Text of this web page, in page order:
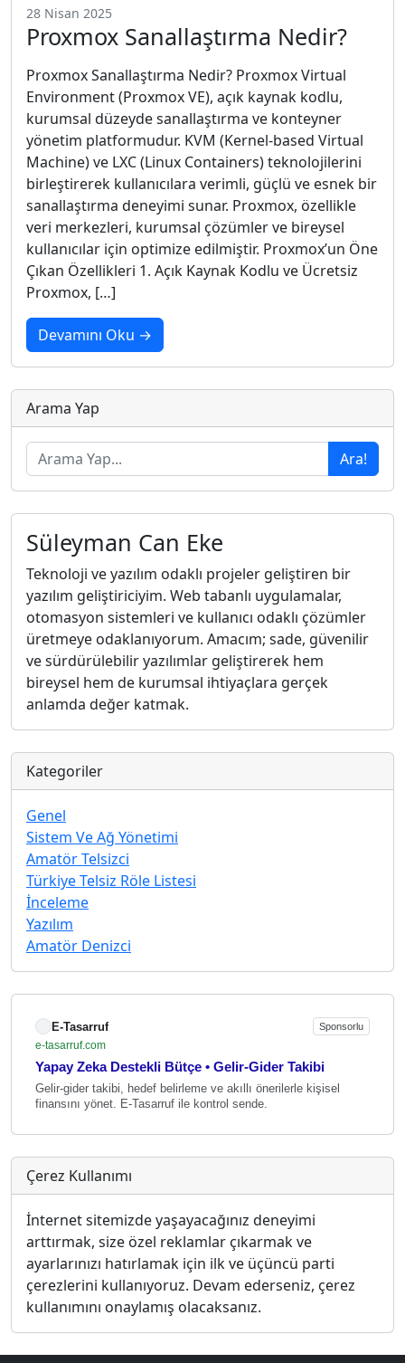
28 Nisan 2025
Proxmox Sanallaştırma Nedir?
Proxmox Sanallaştırma Nedir? Proxmox Virtual
Environment (Proxmox VE), açık kaynak kodlu,
kurumsal düzeyde sanallaştırma ve konteyner
yönetim platformudur. KVM (Kernel-based Virtual
Machine) ve LXC (Linux Containers) teknolojilerini
birleştirerek kullanıcılara verimli, güçlü ve esnek bir
sanallaştırma deneyimi sunar. Proxmox, özellikle
veri merkezleri, kurumsal çözümler ve bireysel
kullanıcılar için optimize edilmiştir. Proxmox’un Öne
Çıkan Özellikleri 1. Açık Kaynak Kodlu ve Ücretsiz
Proxmox, […]
Devamını Oku →
Arama Yap
Ara!
Süleyman Can Eke
Teknoloji ve yazılım odaklı projeler geliştiren bir
yazılım geliştiriciyim. Web tabanlı uygulamalar,
otomasyon sistemleri ve kullanıcı odaklı çözümler
üretmeye odaklanıyorum. Amacım; sade, güvenilir
ve sürdürülebilir yazılımlar geliştirerek hem
bireysel hem de kurumsal ihtiyaçlara gerçek
anlamda değer katmak.
Kategoriler
Genel
Sistem Ve Ağ Yönetimi
Amatör Telsizci
Türkiye Telsiz Röle Listesi
İnceleme
Yazılım
Amatör Denizci
E-Tasarruf Sponsorlu
e-tasarruf.com
Yapay Zeka Destekli Bütçe • Gelir-Gider Takibi
Gelir-gider takibi, hedef belirleme ve akıllı önerilerle kişisel
finansını yönet. E-Tasarruf ile kontrol sende.
Çerez Kullanımı
İnternet sitemizde yaşayacağınız deneyimi
arttırmak, size özel reklamlar çıkarmak ve
ayarlarınızı hatırlamak için ilk ve üçüncü parti
çerezlerini kullanıyoruz. Devam ederseniz, çerez
kullanımını onaylamış olacaksanız.